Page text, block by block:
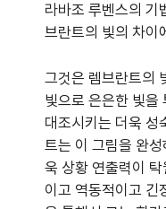
라바조 루벤스의 기
브란트의 빛의 차이
그것은 렘브란트의
빛으로 은은한 빛을
대조시키는 더욱 성
트는 이 그림을 완
욱 상황 연출력이
이고 역동적이고 긴